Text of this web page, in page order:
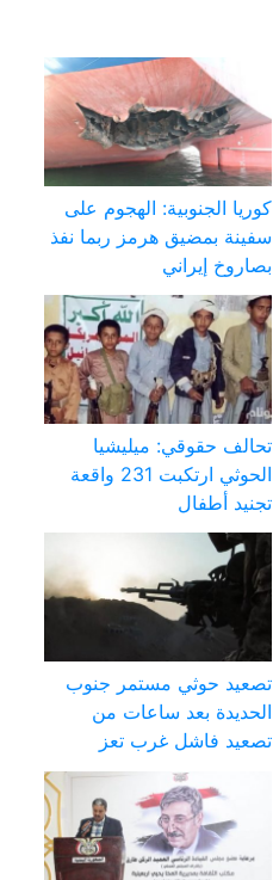
كوريا الجنوبية: الهجوم على
سفينة بمضيق هرمز ربما نفذ
بصاروخ إيراني
تحالف حقوقي: ميليشيا
الحوثي ارتكبت 231 واقعة
تجنيد أطفال
تصعيد حوثي مستمر جنوب
الحديدة بعد ساعات من
تصعيد فاشل غرب تعز